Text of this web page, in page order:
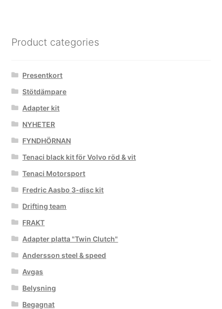
Product categories
Presentkort
Stötdämpare
Adapter kit
NYHETER
FYNDHÖRNAN
Tenaci black kit för Volvo röd & vit
Tenaci Motorsport
Fredric Aasbo 3-disc kit
Drifting team
FRAKT
Adapter platta "Twin Clutch"
Andersson steel & speed
Avgas
Belysning
Begagnat